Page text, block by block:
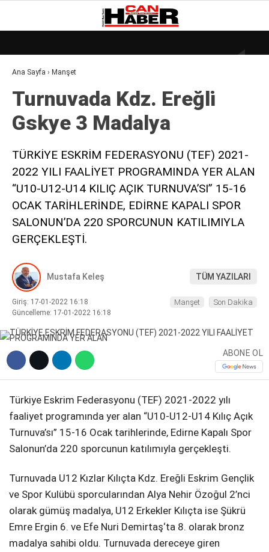
WhatsApp İhbar Hattı
Facebook
Instagram
Youtube
23.4°
GALERİ
DÜNYA
EKONOMI
GÜNDEM
KÜLÜR – SANAT
MAGAZIN
SAĞLIK
POLITIKA
ASAYIŞ
DIĞER
Ana Sayfa › Manşet
Turnuvada Kdz. Ereğli̇
Gskye 3 Madalya
TÜRKİYE ESKRİM FEDERASYONU (TEF) 2021-
2022 YILI FAALİYET PROGRAMINDA YER ALAN
“U10-U12-U14 KILIÇ AÇIK TURNUVA’SI” 15-16
OCAK TARİHLERİNDE, EDİRNE KAPALI SPOR
SALONUN’DA 220 SPORCUNUN KATILIMIYLA
GERÇEKLEŞTİ.
Mustafa Keleş TÜM YAZILARI
Giriş: 17-01-2022 16:18
Güncelleme: 17-01-2022 16:18
Manşet Son Dakika
ABONE OL
Türkiye Eskrim Federasyonu (TEF) 2021-2022 yılı
faaliyet programında yer alan “U10-U12-U14 Kılıç Açık
Turnuva’sı” 15-16 Ocak tarihlerinde, Edirne Kapalı Spor
Salonun’da 220 sporcunun katılımıyla gerçekleşti.
Turnuvada U12 Kızlar Kılıçta Kdz. Ereğli Eskrim Gençlik
ve Spor Kulübü sporcularından Alya Nehir Özoğul 2’nci
olarak gümüş madalya, U12 Erkekler Kılıçta ise Şükrü
Emre Ergin 6. ve Efe Nuri Demirtaş‘ta 8. olarak bronz
madalya sahibi oldu. Turnuvada dereceye giren